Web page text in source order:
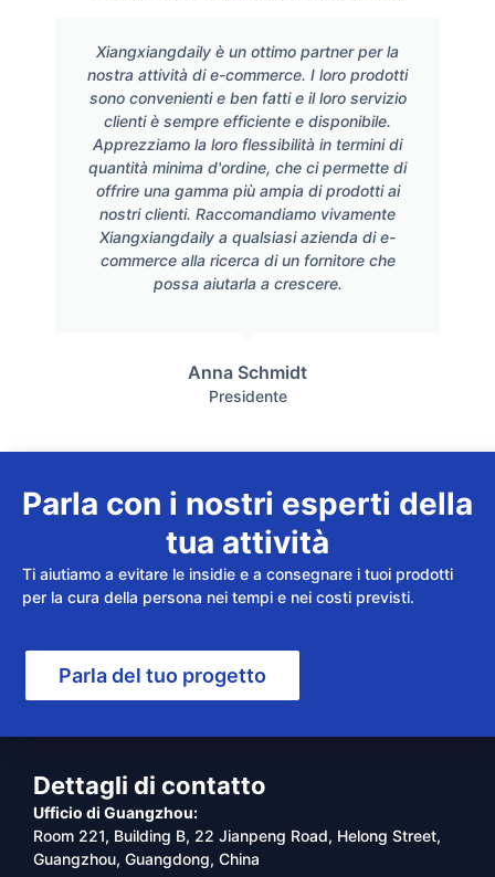
Xiangxiangdaily è un ottimo partner per la
nostra attività di e-commerce. I loro prodotti
sono convenienti e ben fatti e il loro servizio
clienti è sempre efficiente e disponibile.
Apprezziamo la loro flessibilità in termini di
quantità minima d'ordine, che ci permette di
offrire una gamma più ampia di prodotti ai
nostri clienti. Raccomandiamo vivamente
Xiangxiangdaily a qualsiasi azienda di e-
commerce alla ricerca di un fornitore che
possa aiutarla a crescere.
Anna Schmidt
Presidente
Parla con i nostri esperti della
tua attività
Ti aiutiamo a evitare le insidie e a consegnare i tuoi prodotti
per la cura della persona nei tempi e nei costi previsti.
Parla del tuo progetto
Dettagli di contatto
Ufficio di Guangzhou:
Room 221, Building B, 22 Jianpeng Road, Helong Street,
Guangzhou, Guangdong, China